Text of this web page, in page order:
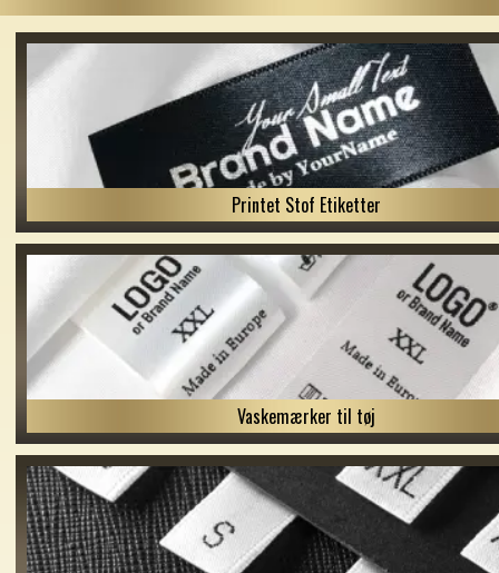
Printet Stof Etiketter
Vaskemærker til tøj